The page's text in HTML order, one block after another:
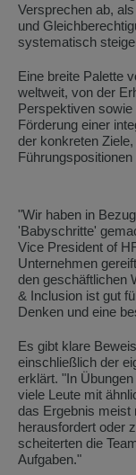
Versprechen ab,
und
systematisch
Eine breite Palette
weltweit, von der
Perspektiven
Förderung einer
der konkreten
"Wir haben in
'Babyschritte'
Vice President of
Unternehmen
den geschäftlichen
& Inclusion ist gut
Denken und eine
Es gibt klare
einschließlich der
erklärt. "In
viele Leute mit
das Ergebnis meist
herausfordert oder
scheiterten die
Aufgaben."